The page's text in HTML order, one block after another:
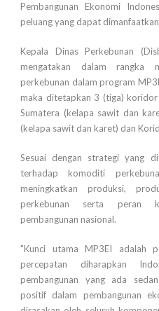
Pembangunan Ekonomi
peluang yang dapat
Kepala Dinas Perkebunan
mengatakan dalam rangka
perkebunan dalam program
maka ditetapkan 3 (tiga)
Sumatera (kelapa sawit dan
(kelapa sawit dan karet) dan
Sesuai dengan strategi yang
terhadap komoditi
meningkatkan produksi,
perkebunan serta peran
pembangunan nasional.
"Kunci utama MP3EI adalah
percepatan diharapkan
pembangunan yang ada
positif dalam pembangunan